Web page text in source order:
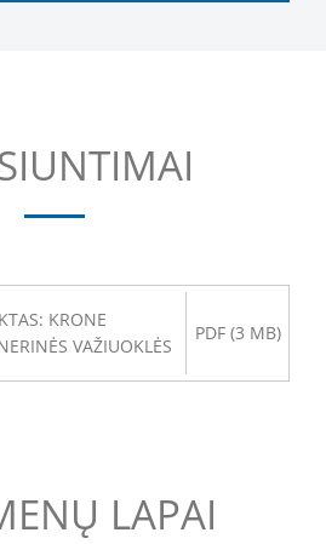
KRONE
VAŽIUOKLĖS
PDF (3 MB)
LAPAI